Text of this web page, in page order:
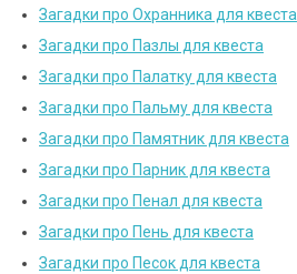
Загадки про Охранника для квеста
Загадки про Пазлы для квеста
Загадки про Палатку для квеста
Загадки про Пальму для квеста
Загадки про Памятник для квеста
Загадки про Парник для квеста
Загадки про Пенал для квеста
Загадки про Пень для квеста
Загадки про Песок для квеста